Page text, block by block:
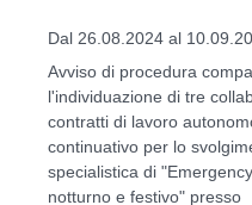
Dal 26.08.2024 al
Avviso di procedura
l'individuazione di tre
contratti di lavoro
continuativo per lo
specialistica di
notturno e festivo" presso